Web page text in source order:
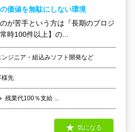
価値を無駄にしない環境
が苦手という方は『長期のプロジ
時100件以上】の...
ジニア・組込みソフト開発など
様先
残業代100％支給 ...
気になる